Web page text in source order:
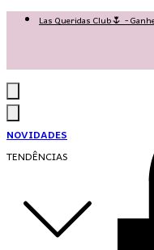
Las Queridas Club🌷 -
NOVIDADES
TENDÊNCIAS